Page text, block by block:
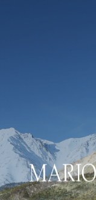
温泉・施設
料理